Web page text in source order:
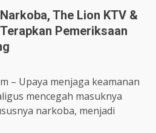
The Lion KTV &
Pemeriksaan
– Upaya menjaga keamanan
mencegah masuknya
narkoba, menjadi